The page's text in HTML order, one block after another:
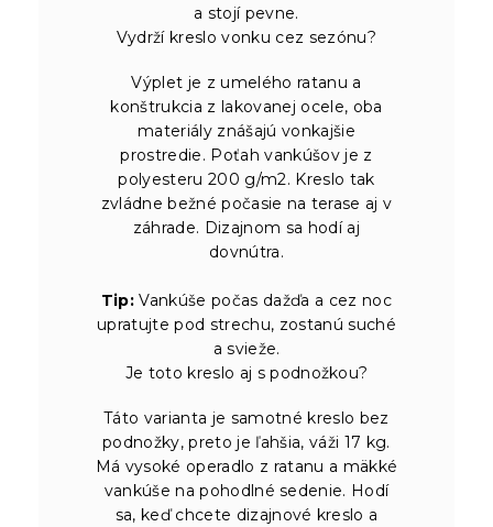
a stojí pevne.
Vydrží kreslo vonku cez sezónu?
Výplet je z umelého ratanu a
konštrukcia z lakovanej ocele, oba
materiály znášajú vonkajšie
prostredie. Poťah vankúšov je z
polyesteru 200 g/m2. Kreslo tak
zvládne bežné počasie na terase aj v
záhrade. Dizajnom sa hodí aj
dovnútra.
Tip: Vankúše počas dažďa a cez noc
upratujte pod strechu, zostanú suché
a svieže.
Je toto kreslo aj s podnožkou?
Táto varianta je samotné kreslo bez
podnožky, preto je ľahšia, váži 17 kg.
Má vysoké operadlo z ratanu a mäkké
vankúše na pohodlné sedenie. Hodí
sa, keď chcete dizajnové kreslo a